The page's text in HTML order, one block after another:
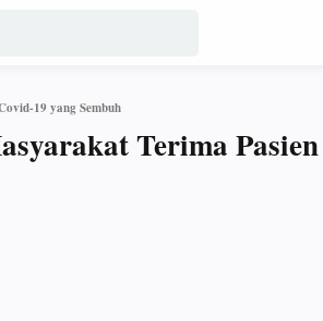
19 yang Sembuh
Terima Pasien